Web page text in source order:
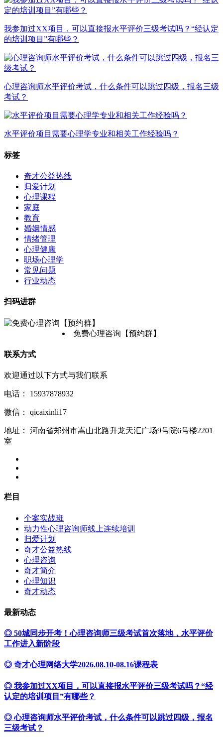
我参加过XX项目，可以直接报水平评价三级考试吗？“经认定
的培训项目”有哪些？
心理咨询师水平评价考试，什么条件可以跳过四级，报名三级
考试？
水平评价项目需要心理学专业和相关工作经验吗？
标签
奇才公益热线
归爱计划
心理课程
家庭
教育
婚姻情感
情绪管理
心理健康
职场心理学
常见问题
行业动态
扫码进群
免费心理咨询【预约群】
联系方式
欢迎通过以下方式与我们联系
电话： 15937878932
微信： qicaixinli17
地址：
河南省郑州市嵩山北路升龙天汇广场9号院6号楼2201
室
栏目
个案实战班
动力性心理咨询师线上连续培训
归爱计划
奇才公益热线
心理咨询
奇才简介
心理知识
奇才动态
最新动态
◎ 50城同步开考！心理咨询师三级考试首次落地，水平评价
工作进入新阶段
◎ 奇才心理网络大学2026.08.10-08.16课程表
◎ 我参加过XX项目，可以直接报水平评价三级考试吗？“经
认定的培训项目”有哪些？
◎ 心理咨询师水平评价考试，什么条件可以跳过四级，报名
三级考试？